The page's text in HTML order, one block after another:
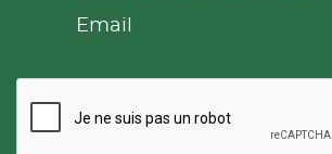
Email